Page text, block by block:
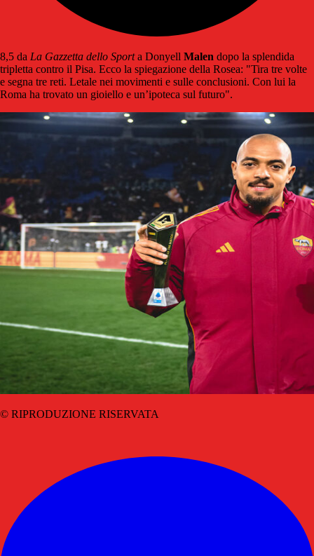
8,5 da La Gazzetta dello Sporta Donyell Malen dopo la splendida
tripletta contro il Pisa. Ecco la spiegazione della Rosea: "Tira tre volte
e segna tre reti. Letale nei movimenti e sulle conclusioni. Con lui la
Roma ha trovato un gioiello e un’ipoteca sul futuro".
© RIPRODUZIONE RISERVATA